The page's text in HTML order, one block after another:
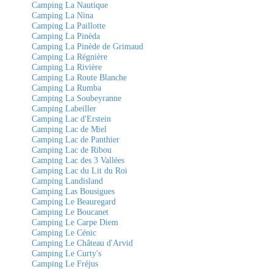
Camping La Nautique
Camping La Nina
Camping La Paillotte
Camping La Pinèda
Camping La Pinède de Grimaud
Camping La Régnière
Camping La Rivière
Camping La Route Blanche
Camping La Rumba
Camping La Soubeyranne
Camping Labeiller
Camping Lac d'Erstein
Camping Lac de Miel
Camping Lac de Panthier
Camping Lac de Ribou
Camping Lac des 3 Vallées
Camping Lac du Lit du Roi
Camping Landisland
Camping Las Bousigues
Camping Le Beauregard
Camping Le Boucanet
Camping Le Carpe Diem
Camping Le Cénic
Camping Le Château d'Arvid
Camping Le Curty's
Camping Le Fréjus